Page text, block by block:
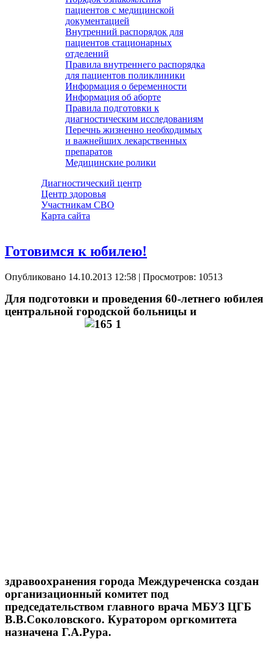
пациентов с медицинской
документацией
Внутренний распорядок для
пациентов стационарных
отделений
Правила внутреннего распорядка
для пациентов поликлиники
Информация о беременности
Информация об аборте
Правила подготовки к
диагностическим исследованиям
Перечнь жизненно необходимых
и важнейших лекарственных
препаратов
Медицинские ролики
Диагностический центр
Центр здоровья
Участникам СВО
Карта сайта
Готовимся к юбилею!
Опубликовано 14.10.2013 12:58 | Просмотров: 10513
Для подготовки и проведения 60-летнего юбилея
центральной городской больницы и
здравоохранения города Междуреченска создан
организационный комитет под
председательством главного врача МБУЗ ЦГБ
В.В.Соколовского. Куратором оргкомитета
назначена Г.А.Рура.